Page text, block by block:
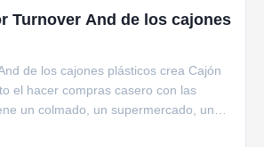
Turnover And de los cajones
de los cajones plásticos crea Cajón
el hacer compras casero con las
un colmado, un supermercado, una